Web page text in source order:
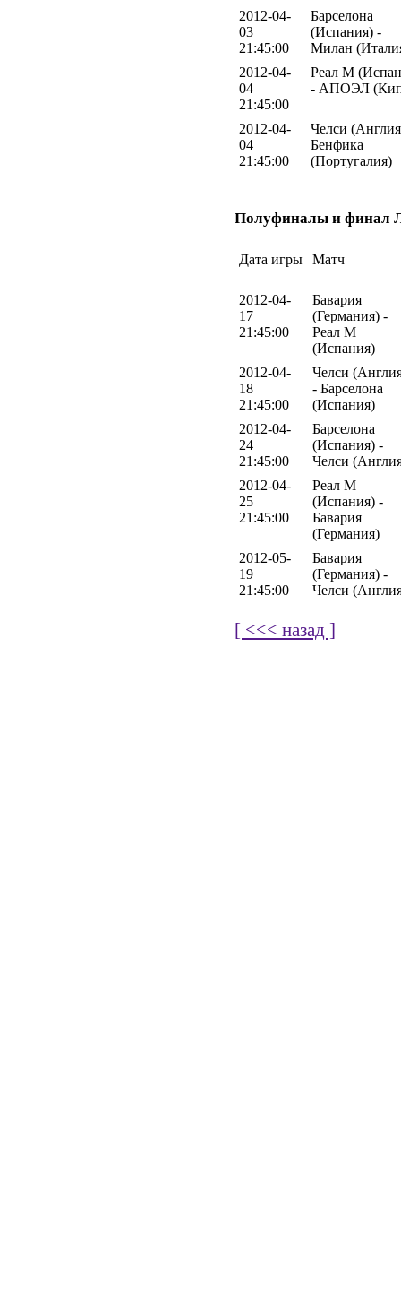
2012-04-
03
21:45:00
Барселона
(Испания) -
Милан
2012-04-
04
21:45:00
Реал М
- АПОЭЛ
2012-04-
04
21:45:00
Челси
Бенфика
(Португалия)
Полуфиналы и финал
Дата игры Матч
2012-04-
17
21:45:00
Бавария
(Германия) -
Реал М
(Испания)
2012-04-
18
21:45:00
Челси
- Барселона
(Испания)
2012-04-
24
21:45:00
Барселона
(Испания) -
Челси
2012-04-
25
21:45:00
Реал М
(Испания) -
Бавария
(Германия)
2012-05-
19
21:45:00
Бавария
(Германия) -
Челси
[ <<< назад ]